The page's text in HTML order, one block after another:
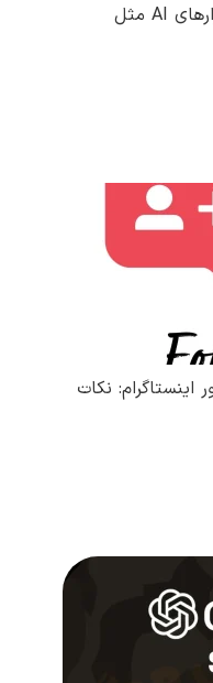
آموزش تولید عکس از متن با ابزارهای AI مثل
اینستاگرام: نکات